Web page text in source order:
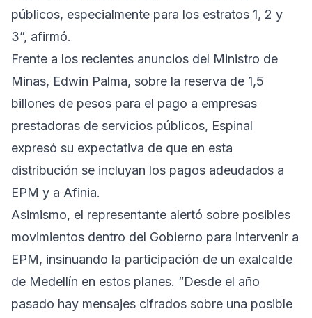
públicos, especialmente para los estratos 1, 2 y
3”, afirmó.
Frente a los recientes anuncios del Ministro de
Minas, Edwin Palma, sobre la reserva de 1,5
billones de pesos para el pago a empresas
prestadoras de servicios públicos, Espinal
expresó su expectativa de que en esta
distribución se incluyan los pagos adeudados a
EPM y a Afinia.
Asimismo, el representante alertó sobre posibles
movimientos dentro del Gobierno para intervenir a
EPM, insinuando la participación de un exalcalde
de Medellín en estos planes. “Desde el año
pasado hay mensajes cifrados sobre una posible